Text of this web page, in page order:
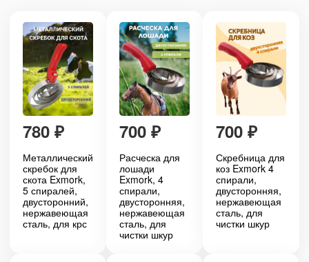
780 ₽
Металлический
скребок для
скота Exmork,
5 спиралей,
двусторонний,
нержавеющая
сталь, для крс
700 ₽
Расческа для
лошади
Exmork, 4
спирали,
двусторонняя,
нержавеющая
сталь, для
чистки шкур
700 ₽
Скребница для
коз Exmork 4
спирали,
двусторонняя,
нержавеющая
сталь, для
чистки шкур